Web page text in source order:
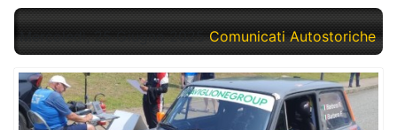
Mercoledì, 25 Giugno 2025 Comunicati Autostoriche